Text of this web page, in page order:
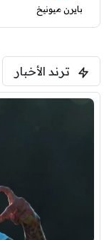
بايرن ميونيخ
ترند الأخبار